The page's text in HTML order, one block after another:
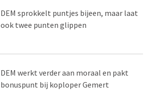
DEM sprokkelt puntjes bijeen, maar laat
ook twee punten glippen
DEM werkt verder aan moraal en pakt
bonuspunt bij koploper Gemert